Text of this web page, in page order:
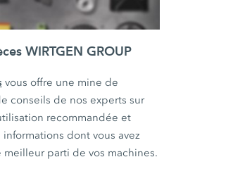
WIRTGEN GROUP
vous offre une mine de
conseils de nos experts sur
recommandée et
informations dont vous avez
parti de vos machines.